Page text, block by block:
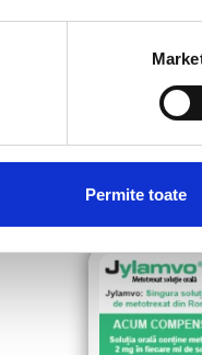
Permite toate